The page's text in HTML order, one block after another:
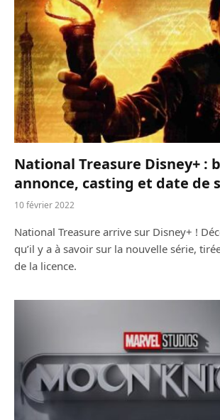
National Treasure Disney+ :
annonce, casting et date de
10 février 2022
National Treasure arrive sur Disney+ !
qu’il y a à savoir sur la nouvelle série,
de la licence.